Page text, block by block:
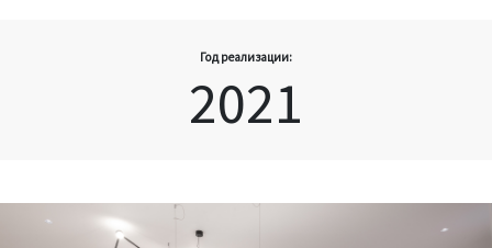
Год реализации:
2021